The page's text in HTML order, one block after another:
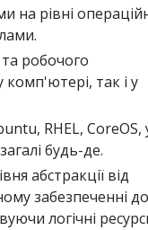
на рівні
робочого
так і у
RHEL, CoreOS,
будь-де.
абстракції від
забезпеченні до
логічні